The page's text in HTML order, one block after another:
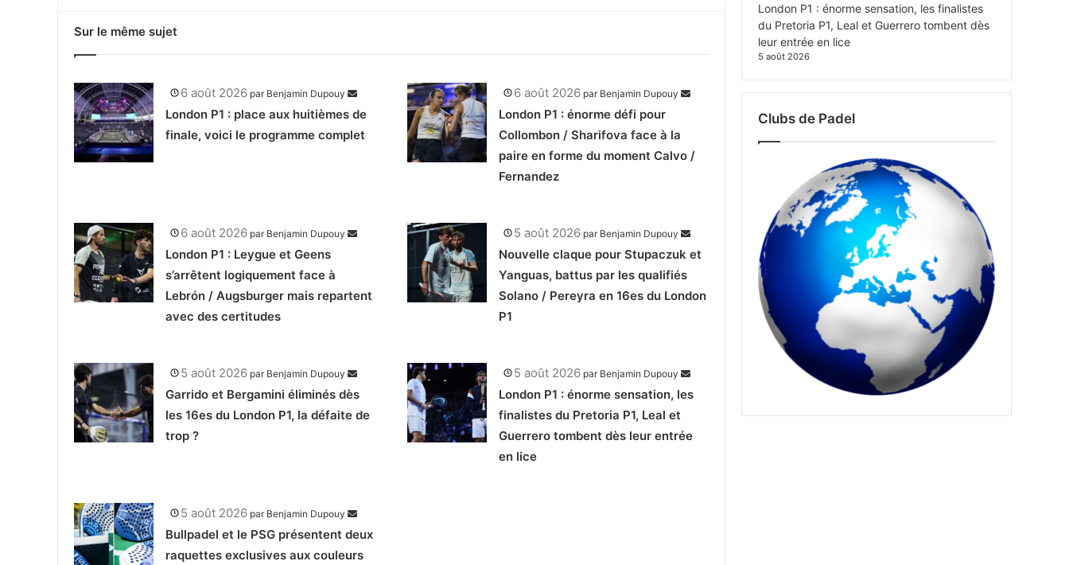
Sur le même sujet
6 août 2026 par Benjamin Dupouy
London P1 : place aux huitièmes de
finale, voici le programme complet
6 août 2026 par Benjamin Dupouy
London P1 : énorme défi pour
Collombon / Sharifova face à la
paire en forme du moment Calvo /
Fernandez
6 août 2026 par Benjamin Dupouy
London P1 : Leygue et Geens
s’arrêtent logiquement face à
Lebrón / Augsburger mais repartent
avec des certitudes
5 août 2026 par Benjamin Dupouy
Nouvelle claque pour Stupaczuk et
Yanguas, battus par les qualifiés
Solano / Pereyra en 16es du London
P1
5 août 2026 par Benjamin Dupouy
Garrido et Bergamini éliminés dès
les 16es du London P1, la défaite de
trop ?
5 août 2026 par Benjamin Dupouy
London P1 : énorme sensation, les
finalistes du Pretoria P1, Leal et
Guerrero tombent dès leur entrée
en lice
5 août 2026 par Benjamin Dupouy
Bullpadel et le PSG présentent deux
raquettes exclusives aux couleurs
London P1 : énorme sensation, les finalistes
du Pretoria P1, Leal et Guerrero tombent dès
leur entrée en lice
5 août 2026
Clubs de Padel